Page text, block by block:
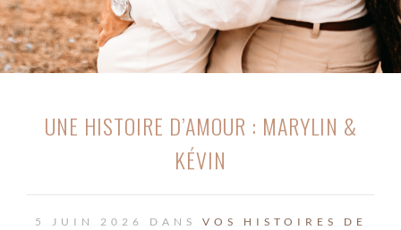
UNE HISTOIRE D’AMOUR : MARYLIN &
KÉVIN
5 JUIN 2026 DANS VOS HISTOIRES DE